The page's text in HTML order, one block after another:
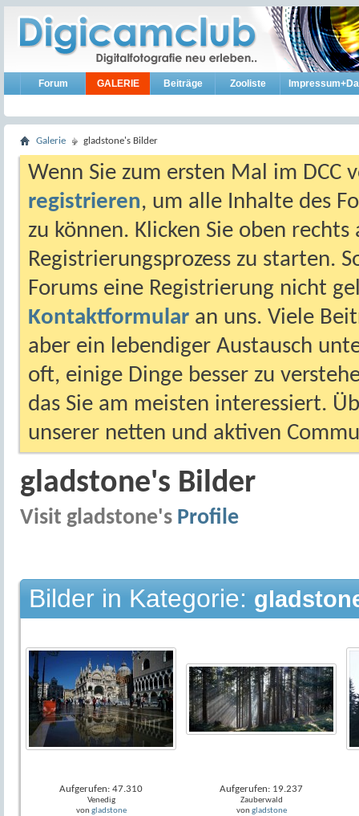
Forum GALERIE Beiträge Zooliste
Galerie gladstone's Bilder
Wenn Sie zum ersten Mal im DCC
registrieren, um alle Inhalte des
zu können. Klicken Sie oben
Registrierungsprozess zu starten.
Forums eine Registrierung nicht
Kontaktformular an uns. Viele
aber ein lebendiger Austausch
oft, einige Dinge besser zu
das Sie am meisten interessiert.
unserer netten und aktiven
gladstone's Bilder
Visit gladstone's Profile
Bilder in Kategorie:
Aufgerufen: 47.310
Venedig
von gladstone
Aufgerufen: 19.237
Zauberwald
von gladstone